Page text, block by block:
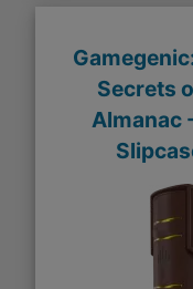
Secrets
Almanac